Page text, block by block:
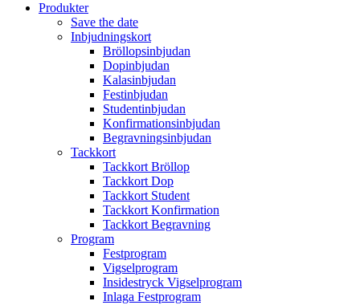
Produkter
Save the date
Inbjudningskort
Bröllopsinbjudan
Dopinbjudan
Kalasinbjudan
Festinbjudan
Studentinbjudan
Konfirmationsinbjudan
Begravningsinbjudan
Tackkort
Tackkort Bröllop
Tackkort Dop
Tackkort Student
Tackkort Konfirmation
Tackkort Begravning
Program
Festprogram
Vigselprogram
Insidestryck Vigselprogram
Inlaga Festprogram